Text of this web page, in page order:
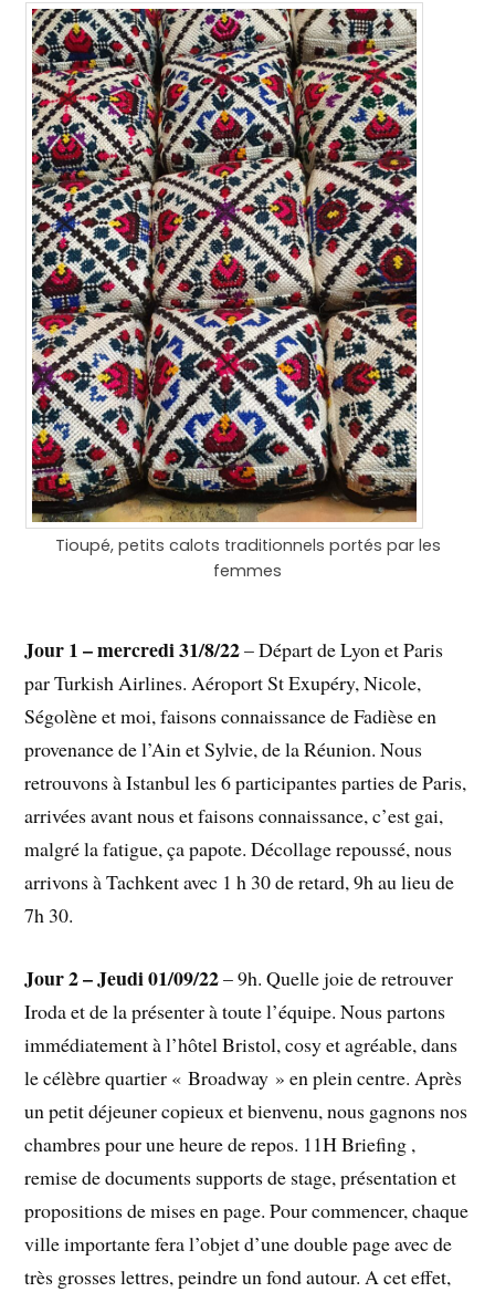
Tioupé, petits calots traditionnels portés par les
femmes
Jour 1 – mercredi 31/8/22– Départ de Lyon et Paris
par Turkish Airlines. Aéroport St Exupéry, Nicole,
Ségolène et moi, faisons connaissance de Fadièse en
provenance de l’Ain et Sylvie, de la Réunion. Nous
retrouvons à Istanbul les 6 participantes parties de Paris,
arrivées avant nous et faisons connaissance, c’est gai,
malgré la fatigue, ça papote. Décollage repoussé, nous
arrivons à Tachkent avec 1 h 30 de retard, 9h au lieu de
7h 30.
Jour 2 – Jeudi 01/09/22– 9h. Quelle joie de retrouver
Iroda et de la présenter à toute l’équipe. Nous partons
immédiatement à l’hôtel Bristol, cosy et agréable, dans
le célèbre quartier « Broadway » en plein centre. Après
un petit déjeuner copieux et bienvenu, nous gagnons nos
chambres pour une heure de repos. 11H Briefing ,
remise de documents supports de stage, présentation et
propositions de mises en page. Pour commencer, chaque
ville importante fera l’objet d’une double page avec de
très grosses lettres, peindre un fond autour. A cet effet,